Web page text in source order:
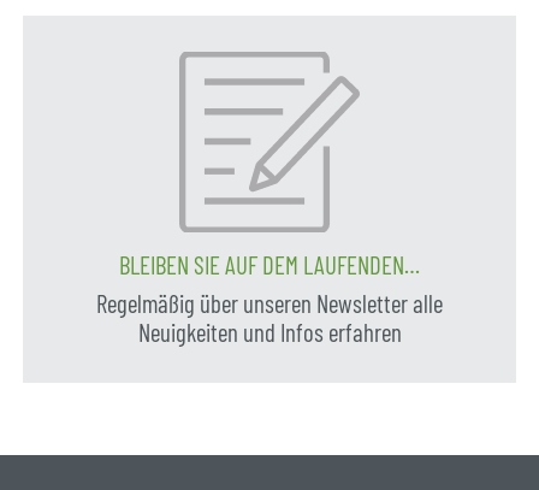
BLEIBEN SIE AUF DEM LAUFENDEN…
Regelmäßig über unseren Newsletter alle
Neuigkeiten und Infos erfahren